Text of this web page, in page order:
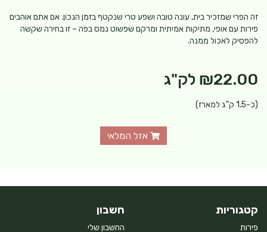
זה הפרי שמזכיר בית, עונה טובה ושפע טרי שנקטף בזמן הנכון. אם אתם אוהבים
פירות עם אופי, מתיקות אמיתית ומרקם שפשוט נמס בפה – זו בחירה שקשה
להפסיק לאכול ממנה.
₪22.00 לק"ג
(כ-1.5 ק"ג למארז)
אזל המלאי
קטגוריות
פירות
חשבון
החשבון שלי